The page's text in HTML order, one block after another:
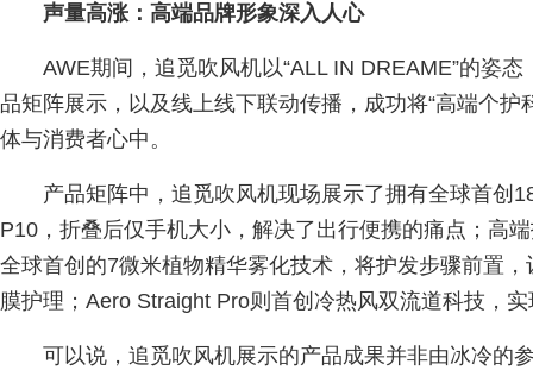
声量高涨：高端品牌形象深入人心
AWE期间，追觅吹风机以“ALL IN DREAME”的姿
品矩阵展示，以及线上线下联动传播，成功将“高端个护
体与消费者心中。
产品矩阵中，追觅吹风机现场展示了拥有全球首创
P10，折叠后仅手机大小，解决了出行便携的痛点；高
全球首创的7微米植物精华雾化技术，将护发步骤前置
膜护理；Aero Straight Pro则首创冷热风双流道科技，
可以说，追觅吹风机展示的产品成果并非由冰冷的